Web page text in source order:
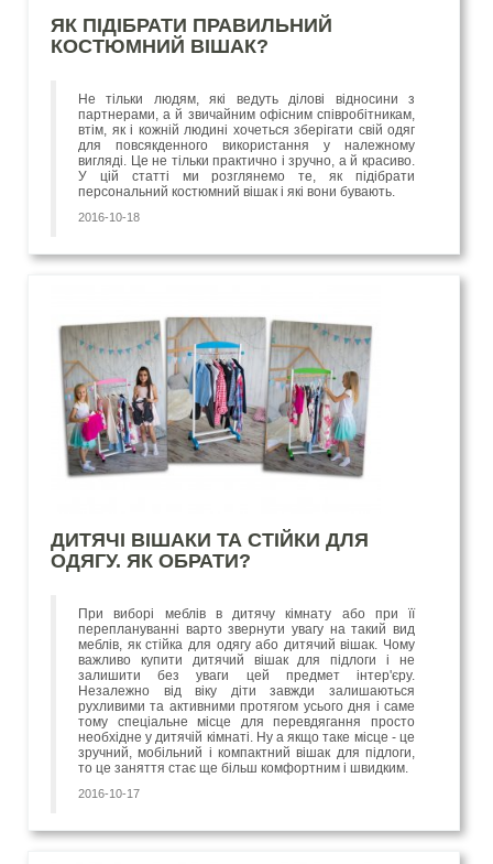
ЯК ПІДІБРАТИ ПРАВИЛЬНИЙ
КОСТЮМНИЙ ВІШАК?
Не тільки людям, які ведуть ділові відносини з
партнерами, а й звичайним офісним співробітникам,
втім, як і кожній людині хочеться зберігати свій одяг
для повсякденного використання у належному
вигляді. Це не тільки практично і зручно, а й красиво.
У цій статті ми розглянемо те, як підібрати
персональний костюмний вішак і які вони бувають.
2016-10-18
ДИТЯЧІ ВІШАКИ ТА СТІЙКИ ДЛЯ
ОДЯГУ. ЯК ОБРАТИ?
При виборі меблів в дитячу кімнату або при її
переплануванні варто звернути увагу на такий вид
меблів, як стійка для одягу або дитячий вішак. Чому
важливо купити дитячий вішак для підлоги і не
залишити без уваги цей предмет інтер'єру.
Незалежно від віку діти завжди залишаються
рухливими та активними протягом усього дня і саме
тому спеціальне місце для перевдягання просто
необхідне у дитячій кімнаті. Ну а якщо таке місце - це
зручний, мобільний і компактний вішак для підлоги,
то це заняття стає ще більш комфортним і швидким.
2016-10-17